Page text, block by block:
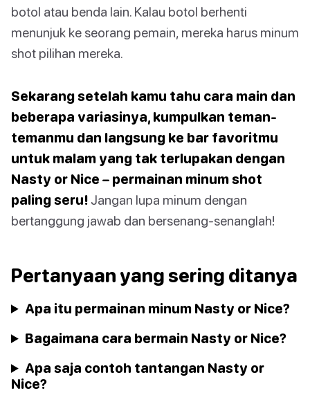
botol atau benda lain. Kalau botol berhenti
menunjuk ke seorang pemain, mereka harus minum
shot pilihan mereka.
Sekarang setelah kamu tahu cara main dan
beberapa variasinya, kumpulkan teman-
temanmu dan langsung ke bar favoritmu
untuk malam yang tak terlupakan dengan
Nasty or Nice – permainan minum shot
paling seru! Jangan lupa minum dengan
bertanggung jawab dan bersenang-senanglah!
Pertanyaan yang sering ditanya
Apa itu permainan minum Nasty or Nice?
Bagaimana cara bermain Nasty or Nice?
Apa saja contoh tantangan Nasty or
Nice?